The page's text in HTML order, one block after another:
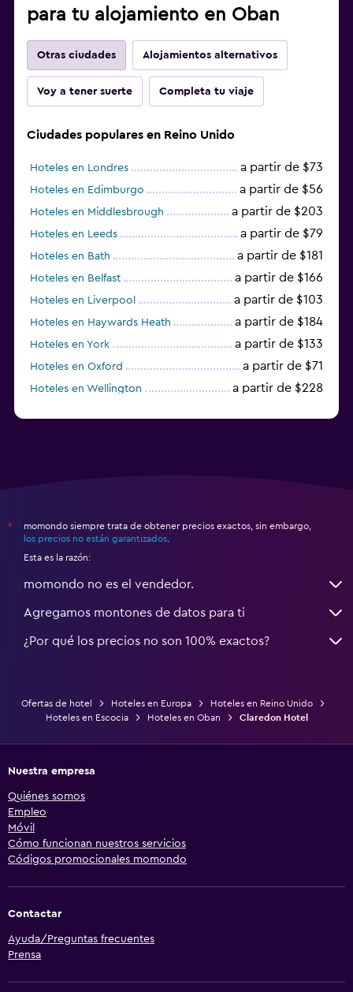
para tu alojamiento en Oban
Otras ciudades Alojamientos alternativos
Voy a tener suerte Completa tu viaje
Ciudades populares en Reino Unido
Hoteles en Londres a partir de $73
Hoteles en Edimburgo a partir de $56
Hoteles en Middlesbrough a partir de $203
Hoteles en Leeds a partir de $79
Hoteles en Bath a partir de $181
Hoteles en Belfast a partir de $166
Hoteles en Liverpool a partir de $103
Hoteles en Haywards Heath a partir de $184
Hoteles en York a partir de $133
Hoteles en Oxford a partir de $71
Hoteles en Wellington a partir de $228
*
momondo siempre trata de obtener precios exactos, sin embargo,
los precios no están garantizados
Esta es la razón:
momondo no es el vendedor.
Agregamos montones de datos para ti
¿Por qué los precios no son 100% exactos?
Ofertas de hotel Hoteles en Europa
Hoteles en Reino Unido
Hoteles en Escocia
Hoteles en Oban Claredon Hotel
Nuestra empresa
Quiénes somos
Empleo
Móvil
Cómo funcionan nuestros servicios
Códigos promocionales momondo
Contactar
Ayuda/Preguntas frecuentes
Prensa